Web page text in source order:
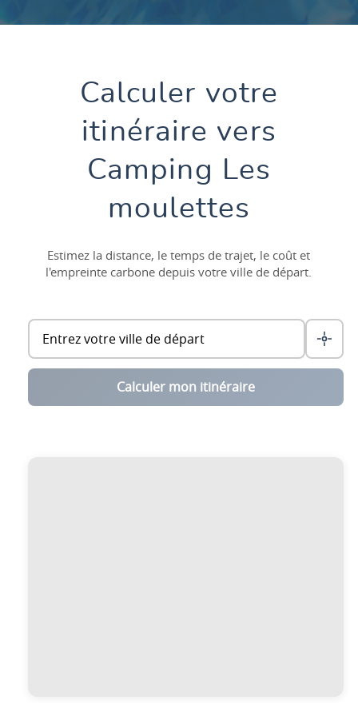
Calculer votre
itinéraire vers
Camping Les
moulettes
Estimez la distance, le temps de trajet, le coût et
l'empreinte carbone depuis votre ville de départ.
Calculer mon itinéraire